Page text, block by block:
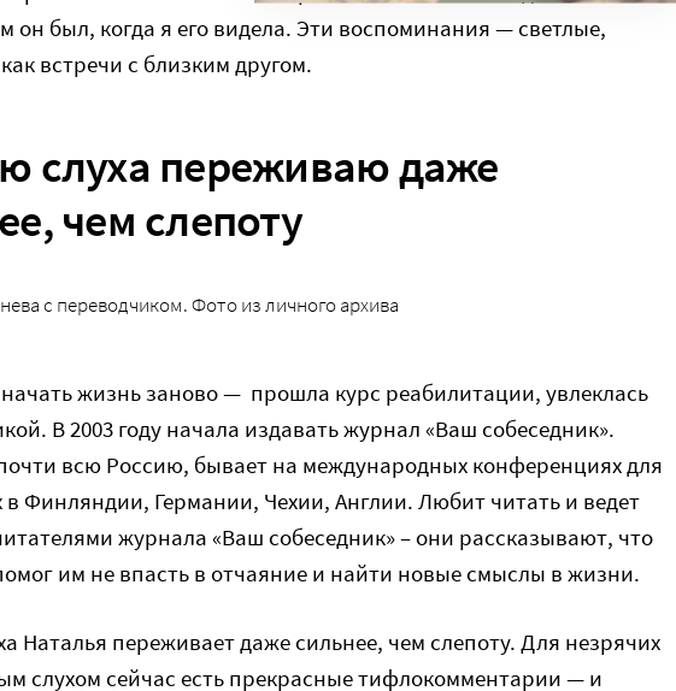
он был, когда я его видела. Эти воспоминания — светлые,
встречи с близким другом.
слуха переживаю даже
чем слепоту
с переводчиком. Фото из личного архива
жизнь заново — прошла курс реабилитации, увлеклась
В 2003 году начала издавать журнал «Ваш собеседник».
всю Россию, бывает на международных конференциях для
в Финляндии, Германии, Чехии, Англии. Любит читать и ведет
журнала «Ваш собеседник» – они рассказывают, что
им не впасть в отчаяние и найти новые смыслы в жизни.
Наталья переживает даже сильнее, чем слепоту. Для незрячих
слухом сейчас есть прекрасные тифлокомментарии — и